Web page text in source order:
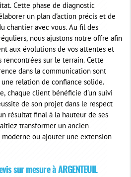
Cette phase de diagnostic
un plan d'action précis et de
chantier avec vous. Au fil des
nous ajustons notre offre afin
aux évolutions de vos attentes et
sur le terrain. Cette
dans la communication sont
relation de confiance solide.
chaque client bénéficie d'un suivi
de son projet dans le respect
résultat final à la hauteur de ses
transformer un ancien
moderne ou ajouter une extension
sur mesure à ARGENTEUIL